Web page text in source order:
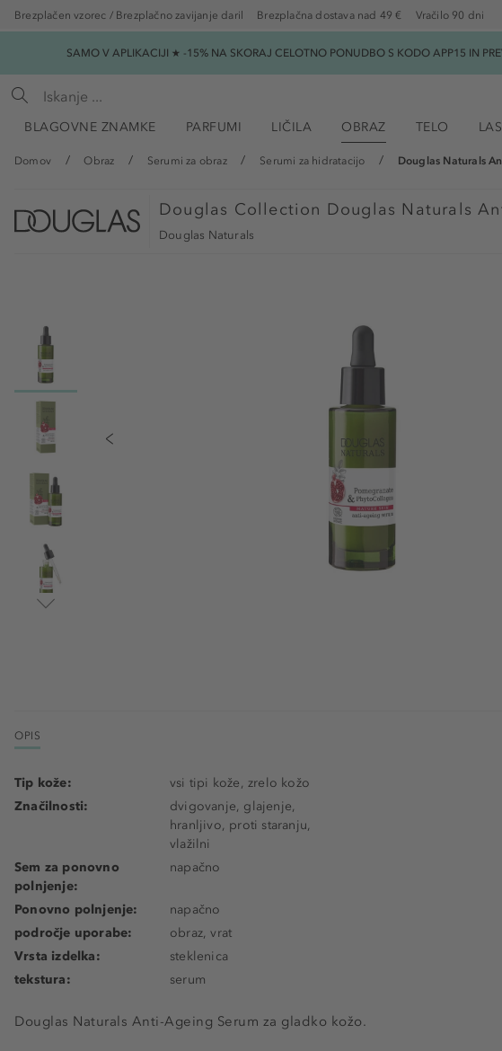
Brezplačen vzorec / Brezplačno zavijanje daril Brezplačna dostava nad 49 € Vračilo 90 dni
SAMO V APLIKACIJI ★ -15% NA SKORAJ CELOTNO PONUDBO S KODO APP15 IN
BLAGOVNE ZNAMKE PARFUMI LIČILA OBRAZ TELO
Domov Obraz Serumi za obraz Serumi za hidratacijo Douglas Naturals
Douglas Collection Douglas Naturals
Douglas Naturals
OPIS
Douglas Naturals Anti-Ageing Serum za gladko kožo.
Tip kože:
vsi tipi kože, zrelo kožo
Značilnosti:
dvigovanje, glajenje,
hranljivo, proti staranju,
vlažilni
Sem za ponovno
polnjenje:
napačno
Ponovno polnjenje:
napačno
področje uporabe:
obraz, vrat
Vrsta izdelka:
steklenica
tekstura:
serum